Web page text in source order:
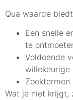
Qua waarde
Een snelle
te
Voldoende
willekeurige
Wat je niet krijgt,